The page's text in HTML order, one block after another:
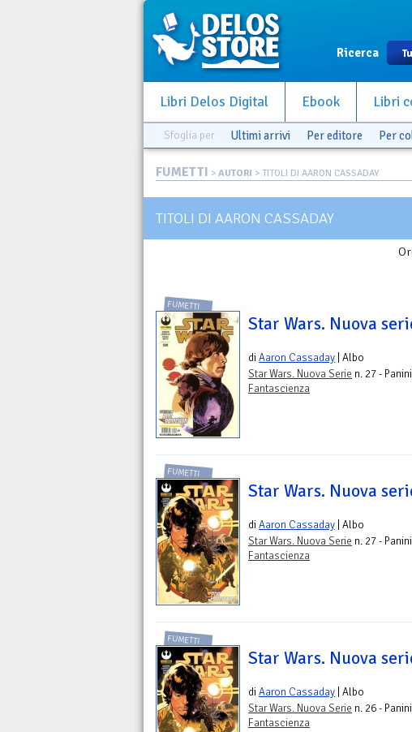
Ricerca
Libri Delos Digital Ebook Libri
Sfoglia per Ultimi arrivi Per editore Per
FUMETTI > AUTORI > TITOLI DI AARON CASSADAY
TITOLI DI AARON CASSADAY
FUMETTI
Star Wars. Nuova
diAaron Cassaday | Albo
Star Wars. Nuova Serie n. 27 -
Fantascienza
FUMETTI
Star Wars. Nuova
diAaron Cassaday | Albo
Star Wars. Nuova Serie n. 27 -
Fantascienza
FUMETTI
Star Wars. Nuova
diAaron Cassaday | Albo
Star Wars. Nuova Serie n. 26 -
Fantascienza